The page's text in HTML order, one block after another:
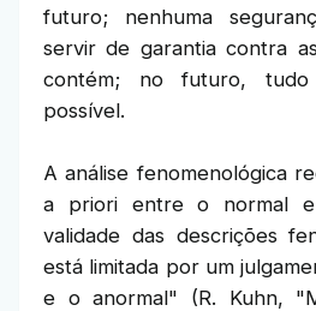
futuro; nenhuma
servir de garantia contra
contém; no futuro, tudo
possível.
A análise fenomenológica
a priori entre o normal
validade das descrições
está limitada por um
e o anormal" (R. Kuhn,